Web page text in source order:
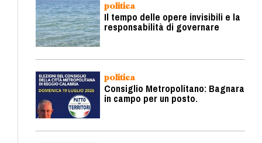
politica
Il tempo delle opere invisibili e la
responsabilità di governare
politica
Consiglio Metropolitano: Bagnara
in campo per un posto.